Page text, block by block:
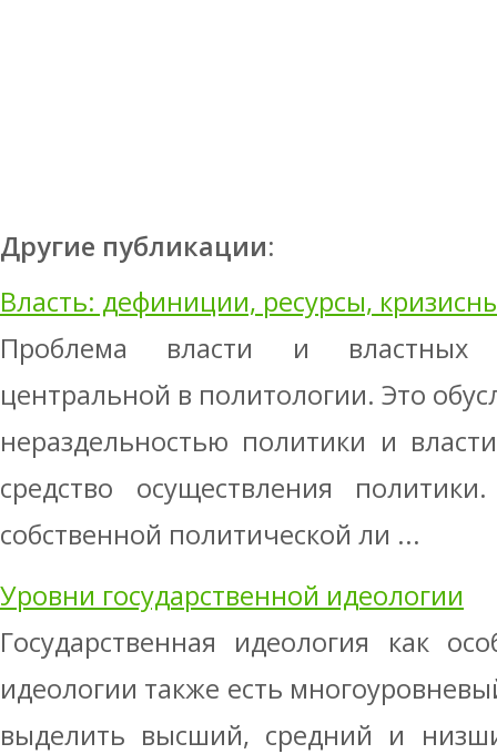
Другие публикации:
Власть: дефиниции, ресурсы,
Проблема власти и властных
центральной в политологии. Это
нераздельностью политики и
средство осуществления
собственной политической ли ...
Уровни государственной идеологии
Государственная идеология как
идеологии также есть
выделить высший, средний и